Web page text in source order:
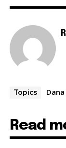
Topics
Read